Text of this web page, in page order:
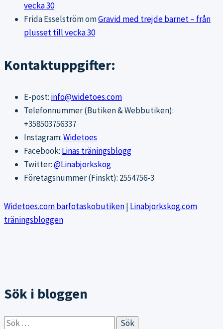
vecka 30
Frida EsselströmomGravid med trejde barnet – från
plusset till vecka 30
Kontaktuppgifter:
E-post: info@widetoes.com
Telefonnummer (Butiken & Webbutiken):
+358503756337
Instagram:Widetoes
Facebook: Linas träningsblogg
Twitter:@Linabjorkskog
Företagsnummer (Finskt): 2554756-3
Widetoes.com barfotaskobutiken| Linabjorkskog.com
träningsbloggen
Sök i bloggen
Sök